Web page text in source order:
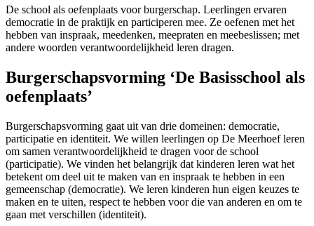
De school als oefenplaats voor burgerschap. Leerlingen ervaren
democratie in de praktijk en participeren mee. Ze oefenen met het
hebben van inspraak, meedenken, meepraten en meebeslissen; met
andere woorden verantwoordelijkheid leren dragen.
Burgerschapsvorming ‘De Basisschool als
oefenplaats’
Burgerschapsvorming gaat uit van drie domeinen: democratie,
participatie en identiteit. We willen leerlingen op De Meerhoef leren
om samen verantwoordelijkheid te dragen voor de school
(participatie). We vinden het belangrijk dat kinderen leren wat het
betekent om deel uit te maken van en inspraak te hebben in een
gemeenschap (democratie). We leren kinderen hun eigen keuzes te
maken en te uiten, respect te hebben voor die van anderen en om te
gaan met verschillen (identiteit).